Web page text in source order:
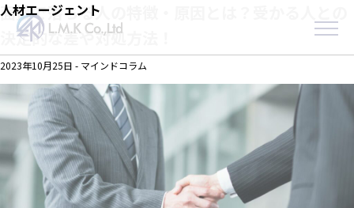
Skip
content
人材エージェント
面接で落ちる人の特徴・原因とは？受かる人との
決定的な差や対処方法！
2023年10月25日 - マインドコラム